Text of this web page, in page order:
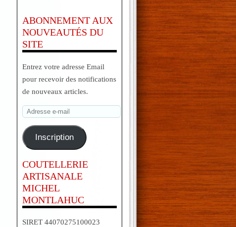
ABONNEMENT AUX
NOUVEAUTÉS DU
SITE
Entrez votre adresse Email
pour recevoir des notifications
de nouveaux articles.
Adresse
mail
Inscription
COUTELLERIE
ARTISANALE
MICHEL
MONTLAHUC
SIRET 44070275100023